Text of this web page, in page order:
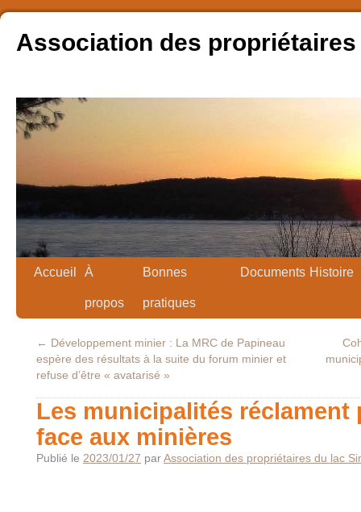
Association des
Accueil À
propos
Bonnes
pratiques
Documents Histoire
← Développement minier : La MRC de Papineau
espère des résultats à la suite du forum minier et
refuse d’être « avatarisé »
Les municipalités réclament
face aux minières
Publié le 2023/01/27 parAssociation des propriétaires du lac